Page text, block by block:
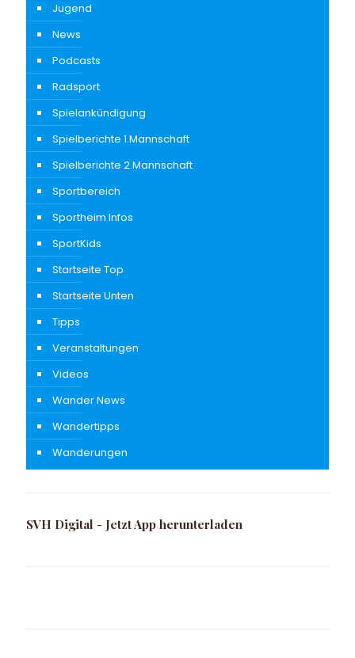
Jugend
News
Podcasts
Radsport
Spielankündigung
Spielberichte 1.Mannschaft
Spielberichte 2.Mannschaft
Sportbereich
Sportheim Infos
SportKids
Startseite Top
Startseite Unten
Tipps
Veranstaltungen
Videos
Wander News
Wandertipps
Wanderungen
SVH Digital - Jetzt App herunterladen